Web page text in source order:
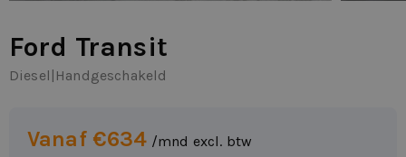
Ford Transit
Diesel Handgeschakeld
Vanaf €634 /mnd excl. btw